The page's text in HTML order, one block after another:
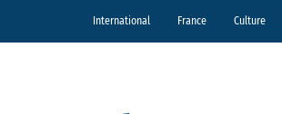
International France Culture